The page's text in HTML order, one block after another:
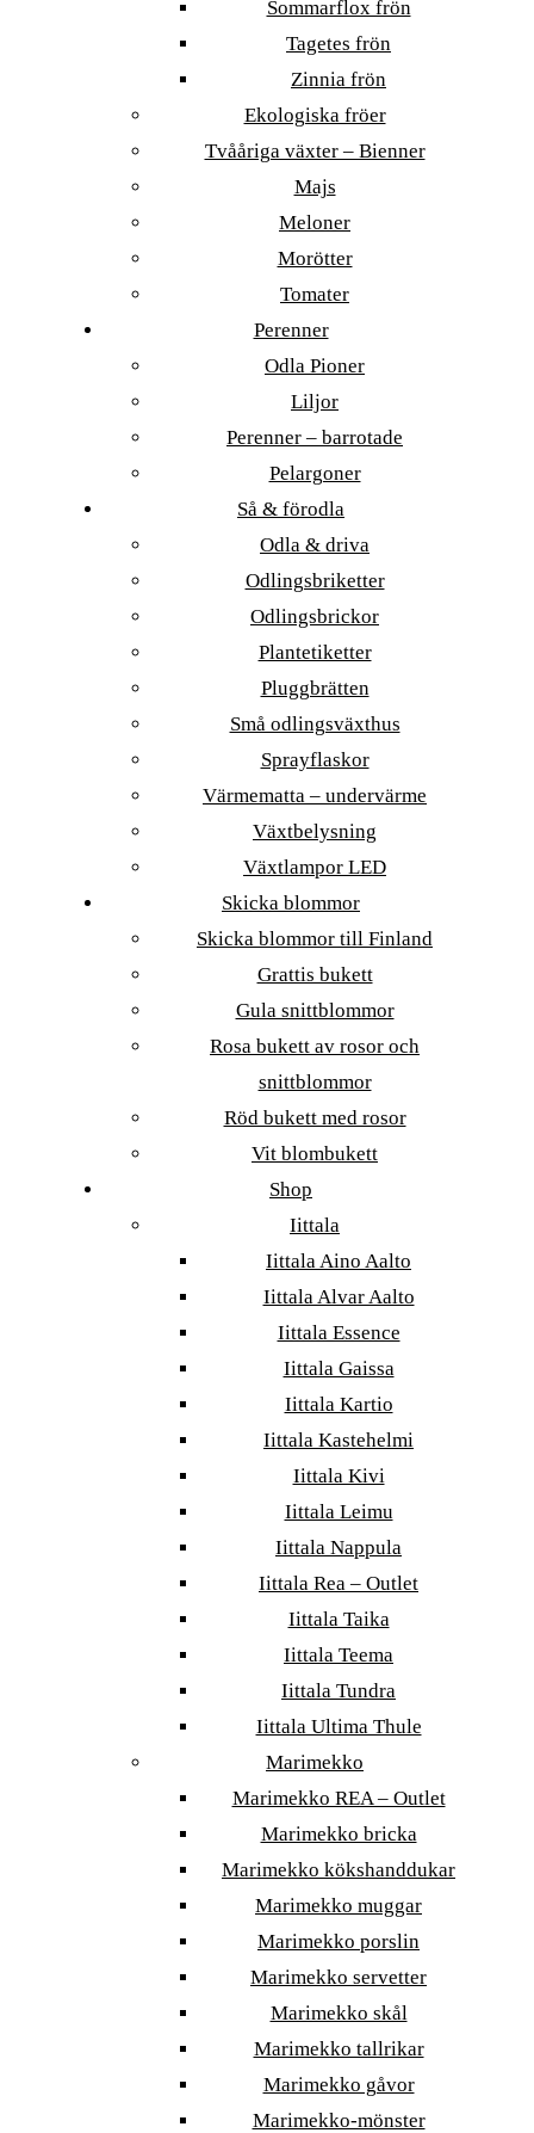
Sommarflox frön
Tagetes frön
Zinnia frön
Ekologiska fröer
Tvååriga växter – Bienner
Majs
Meloner
Morötter
Tomater
Perenner
Odla Pioner
Liljor
Perenner – barrotade
Pelargoner
Så & förodla
Odla & driva
Odlingsbriketter
Odlingsbrickor
Plantetiketter
Pluggbrätten
Små odlingsväxthus
Sprayflaskor
Värmematta – undervärme
Växtbelysning
Växtlampor LED
Skicka blommor
Skicka blommor till Finland
Grattis bukett
Gula snittblommor
Rosa bukett av rosor och
snittblommor
Röd bukett med rosor
Vit blombukett
Shop
Iittala
Iittala Aino Aalto
Iittala Alvar Aalto
Iittala Essence
Iittala Gaissa
Iittala Kartio
Iittala Kastehelmi
Iittala Kivi
Iittala Leimu
Iittala Nappula
Iittala Rea – Outlet
Iittala Taika
Iittala Teema
Iittala Tundra
Iittala Ultima Thule
Marimekko
Marimekko REA – Outlet
Marimekko bricka
Marimekko kökshanddukar
Marimekko muggar
Marimekko porslin
Marimekko servetter
Marimekko skål
Marimekko tallrikar
Marimekko gåvor
Marimekko-mönster